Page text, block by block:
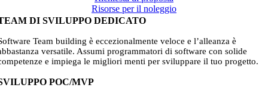
Risorse per il noleggio
DI SVILUPPO DEDICATO
Team building è eccezionalmente veloce e l’alleanza è
versatile. Assumi programmatori di software con solide
e impiega le migliori menti per sviluppare il tuo progetto.
POC/MVP